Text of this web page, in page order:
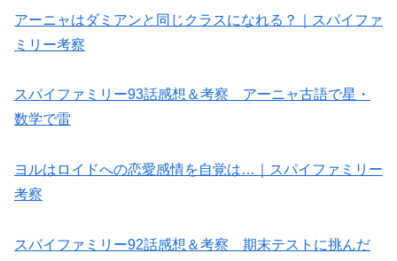
アーニャはダミアンと同じクラスになれる？｜スパイファ
ミリー考察
スパイファミリー93話感想＆考察 アーニャ古語で星・
数学で雷
ヨルはロイドへの恋愛感情を自覚は…｜スパイファミリー
考察
スパイファミリー92話感想＆考察 期末テストに挑んだ